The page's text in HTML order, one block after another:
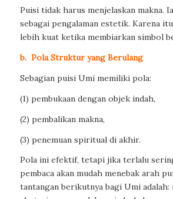
Puisi tidak harus menjelaskan makna.
sebagai pengalaman estetik. Karena
lebih kuat ketika membiarkan simbol
b. Pola Struktur yang Berulang
Sebagian puisi Umi memiliki pola:
(1) pembukaan dengan objek indah,
(2) pembalikan makna,
(3) penemuan spiritual di akhir.
Pola ini efektif, tetapi jika terlalu
pembaca akan mudah menebak arah
tantangan berikutnya bagi Umi